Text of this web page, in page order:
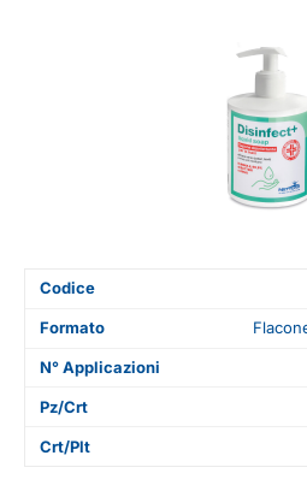
Codice
Formato
N° Applicazioni
Pz/Crt
Crt/Plt